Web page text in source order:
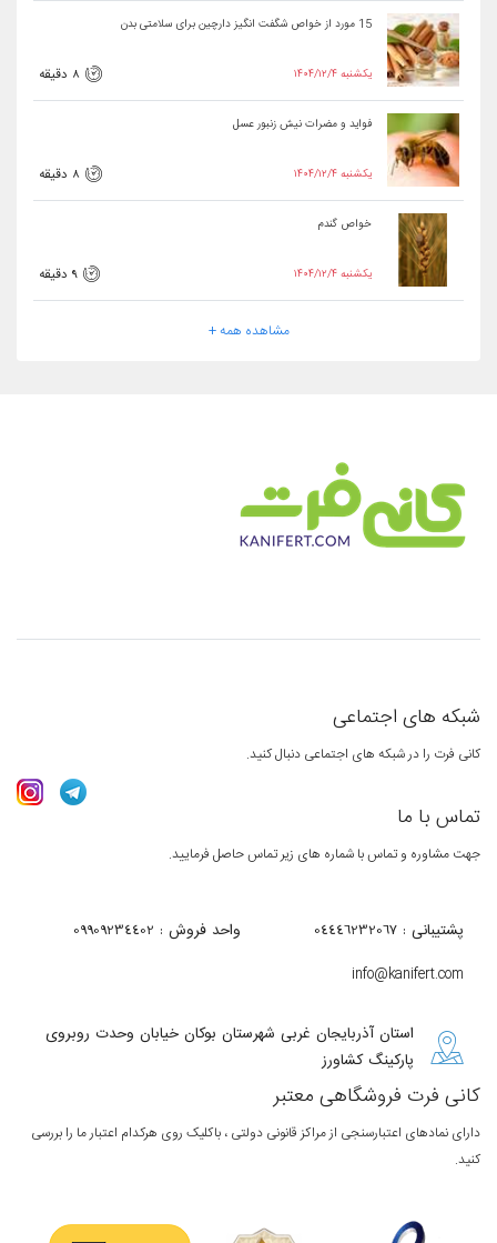
15 مورد از خواص شگفت انگیز دارچین برای سلامتی بدن
۱۴۰۴/۱۲/۴ یکشنبه 8 دقیقه
فواید و مضرات نیش زنبور عسل
۱۴۰۴/۱۲/۴ یکشنبه 8 دقیقه
خواص گندم
۱۴۰۴/۱۲/۴ یکشنبه 9 دقیقه
مشاهده همه +
شبکه های اجتماعی
کانی فرت را در شبکه های اجتماعی دنبال کنید.
تماس با ما
جهت مشاوره و تماس با شماره های زیر تماس حاصل فرمایید.
پشتیبانی : 04446232067 واحد فروش : 09909234402
info@kanifert.com
استان آذربایجان غربی شهرستان بوکان خیابان وحدت روبروی
پارکینگ کشاورز
کانی فرت فروشگاهی معتبر
دارای نمادهای اعتبارسنجی از مراکز قانونی دولتی ، باکلیک روی هرکدام اعتبار ما را بررسی
کنید.